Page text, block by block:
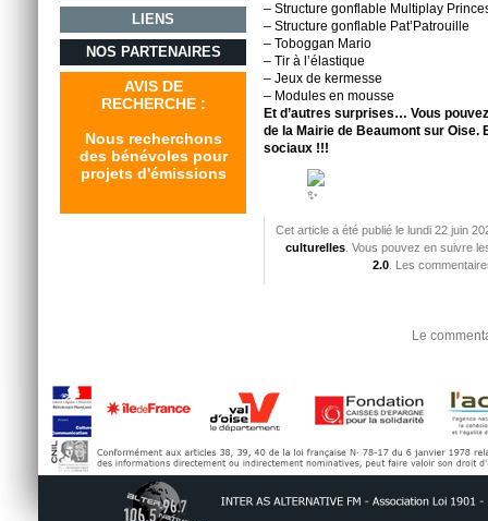
LIENS
NOS PARTENAIRES
AVIS DE
RECHERCHE :
Nous recherchons
des bénévoles pour
projets d'émissions
– Structure gonflable Multiplay
– Structure gonflable Pat’Patrouille
– Toboggan Mario
– Tir à l’élastique
– Jeux de kermesse
– Modules en mousse
Et d’autres surprises… Vous
de la Mairie de Beaumont sur Oise.
sociaux !!!
Cet article a été publié le lundi 22 juin
culturelles . Vous pouvez en suivre
2.0 . Les
Le